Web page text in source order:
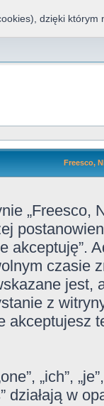
Freesco,
„Freesco,
akceptuję”.
czasie
jest,
z
akceptujesz
„ich”,
działają w
dzięki którym